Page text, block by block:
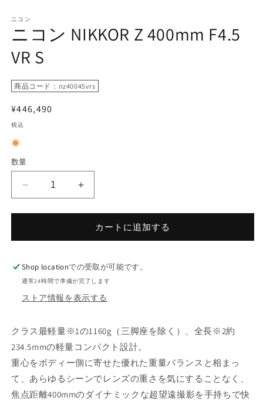
で
メ
デ
ィ
ア
を
開
ニコン
ニコン NIKKOR Z 400mm F4.5
VR S
商品コード：nz40045vrs
通
常
価
格
¥446,490
税込
数量
Z
F4.5
VR
S
量
を
減
ら
す
ニ
NIKKOR
Z
F4.5
VR
S
量
を
増
や
す
カートに追加する
Shop locationでの受取が可能です。
通常24時間で準備が完了します
ストア情報を表示する
クラス最軽量※1の1160g（三脚座を除く）、全長※2約
234.5mmの軽量コンパクト設計。
重心をボディー側に寄せた優れた重量バランスと相まっ
て、あらゆるシーンでレンズの重さを気にすることなく、
焦点距離400mmのダイナミックな超望遠撮影を手持ちで快